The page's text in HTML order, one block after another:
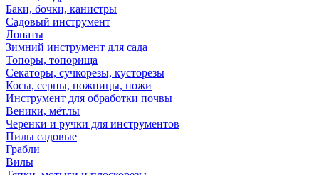
Баки, бочки, канистры
Садовый инструмент
Лопаты
Зимний инструмент для сада
Топоры, топорища
Секаторы, сучкорезы, кусторезы
Косы, серпы, ножницы, ножи
Инструмент для обработки почвы
Веники, мётлы
Черенки и ручки для инструментов
Пилы садовые
Грабли
Вилы